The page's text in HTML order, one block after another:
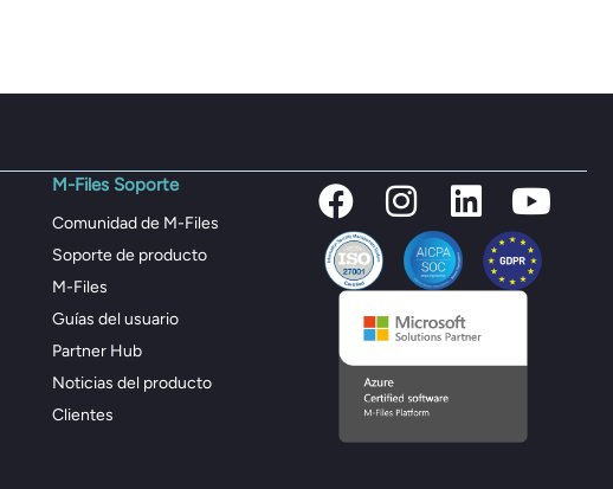
M-Files Soporte
Comunidad de M-Files
Soporte de producto
M-Files
Guías del usuario
Partner Hub
Noticias del producto
Clientes